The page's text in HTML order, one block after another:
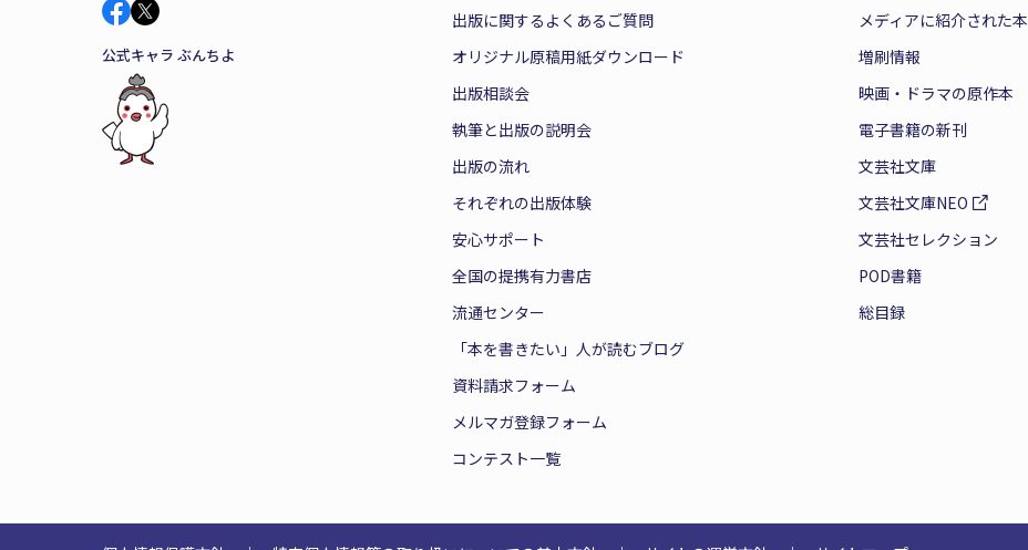
公式キャラ ぶんちよ
出版に関するよくあるご質問
オリジナル原稿用紙ダウンロード
出版相談会
執筆と出版の説明会
出版の流れ
それぞれの出版体験
安心サポート
全国の提携有力書店
流通センター
「本を書きたい」人が読むブログ
資料請求フォーム
メルマガ登録フォーム
コンテスト一覧
メディアに紹介された本
増刷情報
映画・ドラマの原作本
電子書籍の新刊
文芸社文庫
文芸社文庫NEO
文芸社セレクション
POD書籍
総目録